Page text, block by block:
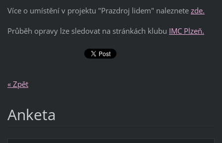
Více o umístění v projektu "Prazdroj lidem" naleznete zde.
Průběh opravy lze sledovat na stránkách klubu IMC Plzeň.
« Zpět
Anketa